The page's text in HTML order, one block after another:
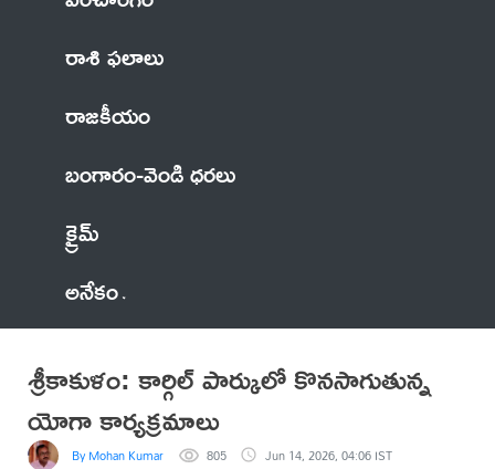
రాశి ఫలాలు
రాజకీయం
బంగారం-వెండి ధరలు
క్రైమ్
అనేకం
శ్రీకాకుళం: కార్గిల్ పార్కులో కొనసాగుతున్న
యోగా కార్యక్రమాలు
By Mohan Kumar 805 Jun 14, 2026, 04:06 IST